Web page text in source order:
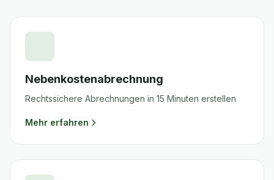
Nebenkostenabrechnung
Rechtssichere Abrechnungen in 15 Minuten erstellen
Mehr erfahren